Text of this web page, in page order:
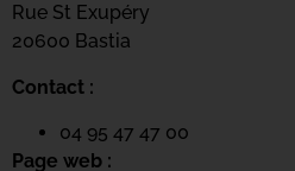
Rue St Exupéry
20600 Bastia
Contact :
04 95 47 47 00
Page web :